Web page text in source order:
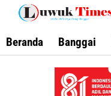
Lewati
konten
Beranda Banggai